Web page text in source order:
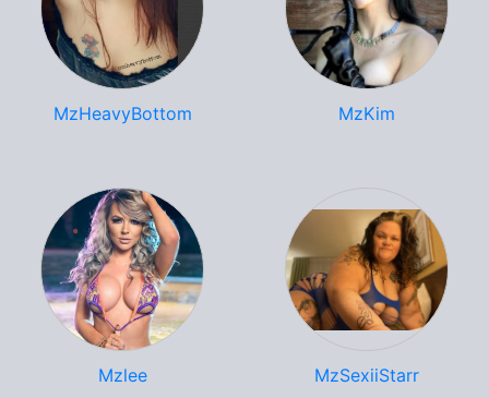
MzHeavyBottom MzKim
Mzlee MzSexiiStarr